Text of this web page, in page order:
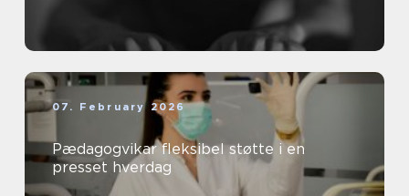
07. February 2026
Pædagogvikar fleksibel støtte i en
presset hverdag